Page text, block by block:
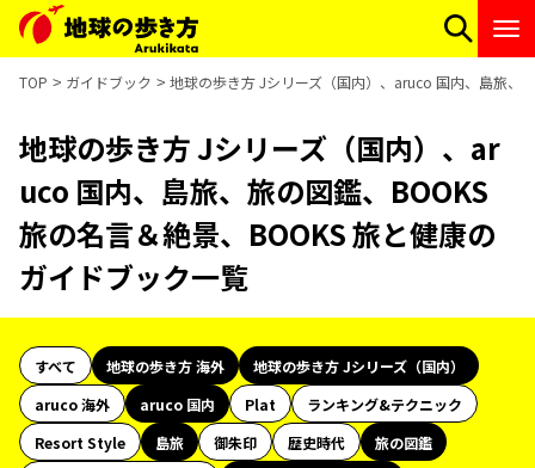
TOP ガイドブック 地球の歩き方 Jシリーズ（国内）、aruco 国内、島旅、
地球の歩き方 Jシリーズ（国内）、ar
uco 国内、島旅、旅の図鑑、BOOKS
旅の名言＆絶景、BOOKS 旅と健康の
ガイドブック一覧
すべて 地球の歩き方 海外
地球の歩き方 Jシリーズ（国内）
aruco 海外
aruco 国内 Plat
ランキング&テクニック
Resort Style
島旅 御朱印 歴史時代
旅の図鑑